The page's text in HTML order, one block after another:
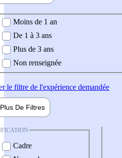
demandée
Moins de 1 an
De 1 à 3 ans
Plus de 3 ans
Non renseignée
le filtre de l'expérience demandée
Plus De Filtres
Cadre